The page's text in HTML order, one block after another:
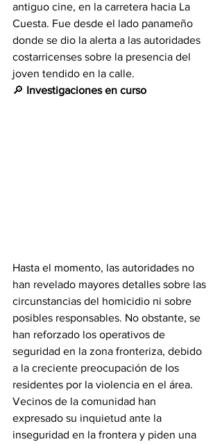
antiguo cine, en la carretera hacia La
Cuesta. Fue desde el lado panameño
donde se dio la alerta a las autoridades
costarricenses sobre la presencia del
joven tendido en la calle.
🔎 Investigaciones en curso
Hasta el momento, las autoridades no
han revelado mayores detalles sobre las
circunstancias del homicidio ni sobre
posibles responsables. No obstante, se
han reforzado los operativos de
seguridad en la zona fronteriza, debido
a la creciente preocupación de los
residentes por la violencia en el área.
Vecinos de la comunidad han
expresado su inquietud ante la
inseguridad en la frontera y piden una